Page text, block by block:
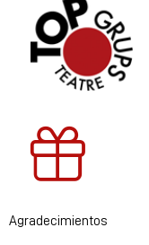
Agradecimientos